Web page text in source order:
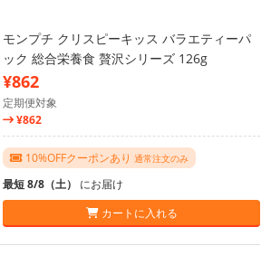
モンプチ クリスピーキッス バラエティーパ
ック 総合栄養食 贅沢シリーズ 126g
¥862
定期便対象
¥862
10%OFFクーポンあり 通常注文のみ
最短 8/8（土） にお届け
カートに入れる